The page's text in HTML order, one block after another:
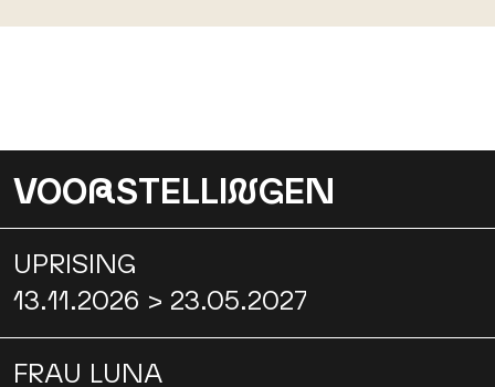
VOORSTELLINGEN
UPRISING
13.11.2026 > 23.05.2027
FRAU LUNA